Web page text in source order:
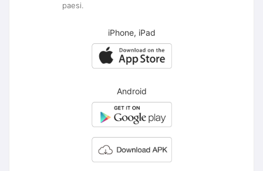
paesi.
iPhone, iPad
Android